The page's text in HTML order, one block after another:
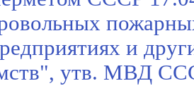
и
утв. МВД